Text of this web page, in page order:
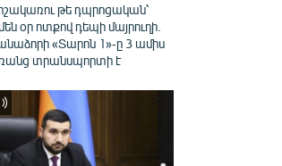
թե դպրոցական՝
օր ոտքով դեպի մայրուղի.
«Տարոն 1»-ը 3 ամիս
տրանսպորտի է